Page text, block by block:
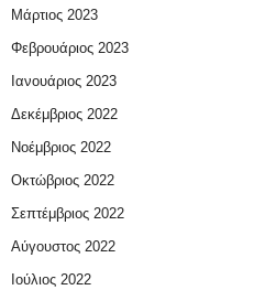
Μάρτιος 2023
Φεβρουάριος 2023
Ιανουάριος 2023
Δεκέμβριος 2022
Νοέμβριος 2022
Οκτώβριος 2022
Σεπτέμβριος 2022
Αύγουστος 2022
Ιούλιος 2022